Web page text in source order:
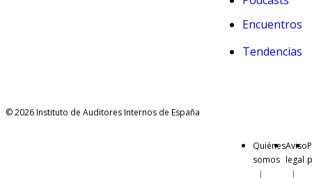
Encuentros
Tendencias
© 2026 Instituto de Auditores Internos de España
Quiénes
somos
Aviso
legal